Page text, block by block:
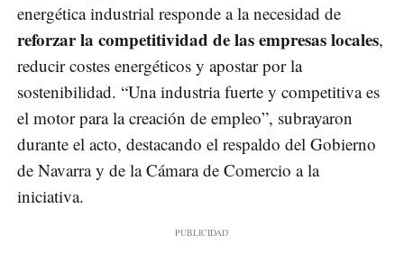
energética industrial responde a la necesidad de
reforzar la competitividad de las empresas locales,
reducir costes energéticos y apostar por la
sostenibilidad. “Una industria fuerte y competitiva es
el motor para la creación de empleo”, subrayaron
durante el acto, destacando el respaldo del Gobierno
de Navarra y de la Cámara de Comercio a la
iniciativa.